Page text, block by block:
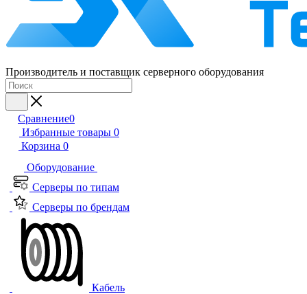
Производитель и поставщик серверного оборудования
Сравнение0
Избранные товары 0
Корзина 0
Оборудование
Серверы по типам
Серверы по брендам
Кабель